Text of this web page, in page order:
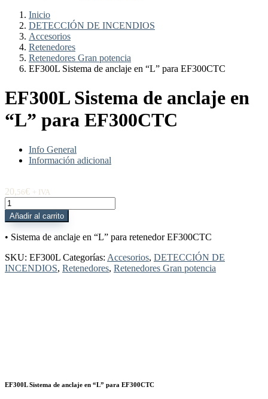
Inicio
DETECCIÓN DE INCENDIOS
Accesorios
Retenedores
Retenedores Gran potencia
EF300L Sistema de anclaje en “L” para EF300CTC
EF300L Sistema de anclaje en
“L” para EF300CTC
Info General
Información adicional
20,56€ + IVA
EF300L
Sistema
de
anclaje
"L"
para
Añadir al carrito
• Sistema de anclaje en “L” para retenedor EF300CTC
SKU: EF300L Categorías: Accesorios, DETECCIÓN DE
INCENDIOS, Retenedores, Retenedores Gran potencia
EF300L Sistema de anclaje en “L” para EF300CTC